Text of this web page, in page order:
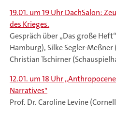
19.01. um 19 Uhr DachSalon:
des Krieges.
Gespräch über „Das große
Hamburg), Silke Segler-
Christian Tschirner
12.01. um 18 Uhr
Narratives"
Prof. Dr. Caroline Levine